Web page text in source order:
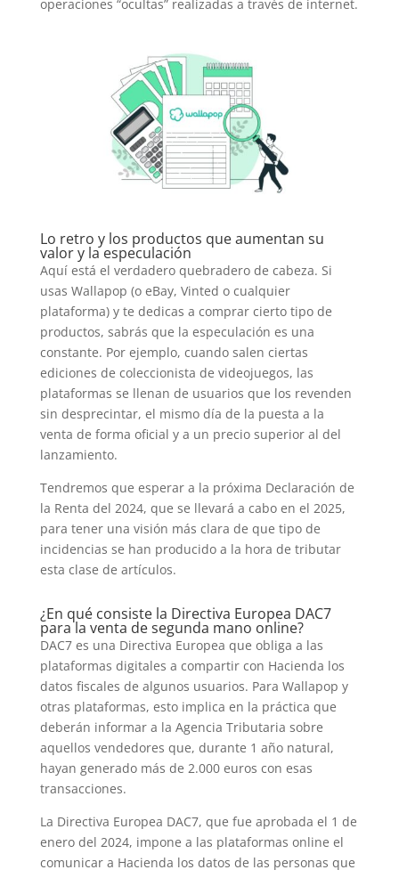
operaciones “ocultas” realizadas a través de internet.
Lo retro y los productos que aumentan su
valor y la especulación
Aquí está el verdadero quebradero de cabeza. Si
usas Wallapop (o eBay, Vinted o cualquier
plataforma) y te dedicas a comprar cierto tipo de
productos, sabrás que la especulación es una
constante. Por ejemplo, cuando salen ciertas
ediciones de coleccionista de videojuegos, las
plataformas se llenan de usuarios que los revenden
sin desprecintar, el mismo día de la puesta a la
venta de forma oficial y a un precio superior al del
lanzamiento.
Tendremos que esperar a la próxima Declaración de
la Renta del 2024, que se llevará a cabo en el 2025,
para tener una visión más clara de que tipo de
incidencias se han producido a la hora de tributar
esta clase de artículos.
¿En qué consiste la Directiva Europea DAC7
para la venta de segunda mano online?
DAC7 es una Directiva Europea que obliga a las
plataformas digitales a compartir con Hacienda los
datos fiscales de algunos usuarios. Para Wallapop y
otras plataformas, esto implica en la práctica que
deberán informar a la Agencia Tributaria sobre
aquellos vendedores que, durante 1 año natural,
hayan generado más de 2.000 euros con esas
transacciones.
La Directiva Europea DAC7, que fue aprobada el 1 de
enero del 2024, impone a las plataformas online el
comunicar a Hacienda los datos de las personas que